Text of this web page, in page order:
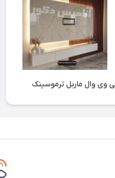
وی وال ماربل ترموسینک